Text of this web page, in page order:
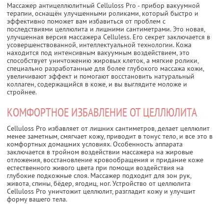
Массажер антицеллюлитный Celluloss Pro - прибор вакуумной
терапии, оснащён улучшенными роликами, который быстро и
эффективно поможет вам избавиться от проблем с
последствиями целлюлита и лишними сантиметрами. Это новая,
улучшенная версия массажера Celluless. Его секрет заключается в
усовершенствованной, интеллектуальной технологии. Кожа
находится под интенсивным вакуумным воздействием, это
способствует уничтожению жировых клеток, а мягкие ролики,
специально разработанные для более глубокого массажа кожи,
увеличивают эффект и помогают восстановить натуральный
коллаген, содержащийся в коже, и вы выглядите моложе и
стройнее.
КОМФОРТНОЕ ИЗБАВЛЕНИЕ ОТ ЦЕЛЛЮЛИТА
Celluloss Pro избавляет от лишних сантиметров, делает целлюлит
менее заметным, смягчает кожу, приводит в тонус тело, и все это в
комфортных домашних условиях. Особенность аппарата
заключается в тройном воздействии массажера на жировые
отложения, восстановление кровообращения и придание коже
естественного живого цвета при помощи воздействия на
глубокие подкожные слоя. Массажер подходит для зон рук,
живота, спины, бёдер, ягодиц, ног. Устройство от целлюлита
Celluloss Pro уничтожит целлюлит, разгладит кожу и улучшит
форму вашего тела.